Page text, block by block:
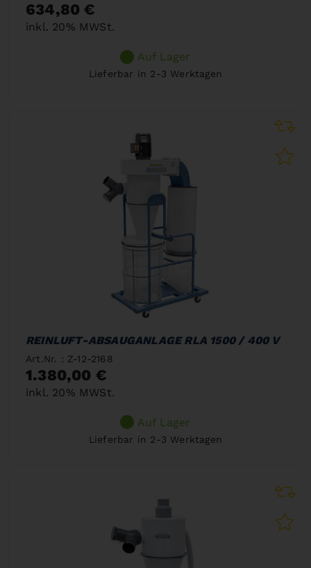
634,80 €
inkl. 20% MWSt.
Auf Lager
Lieferbar in 2-3 Werktagen
REINLUFT-ABSAUGANLAGE RLA 1500 / 400 V
Art.Nr. : Z-12-2168
1.380,00 €
inkl. 20% MWSt.
Auf Lager
Lieferbar in 2-3 Werktagen